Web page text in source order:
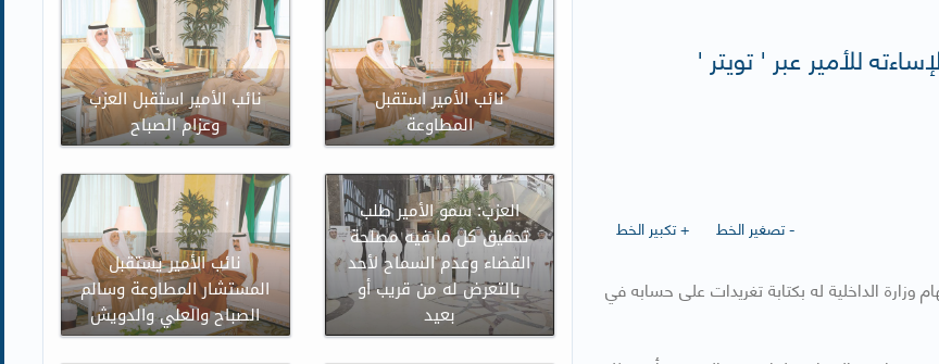
للأمير عبر ' تويتر '
+ تكبير الخط
- تصغير الخط
وزارة الداخلية له بكتابة تغريدات على حسابه في
نائب الأمير استقبل العزب
وعزام الصباح
نائب الأمير استقبل
المطاوعة
نائب الأمير يستقبل
المستشار المطاوعة وسالم
الصباح والعلي والدويش
العزب: سمو الأمير طلب
تحقيق كل ما فيه مصلحة
القضاء وعدم السماح لأحد
بالتعرض له من قريب أو
بعيد